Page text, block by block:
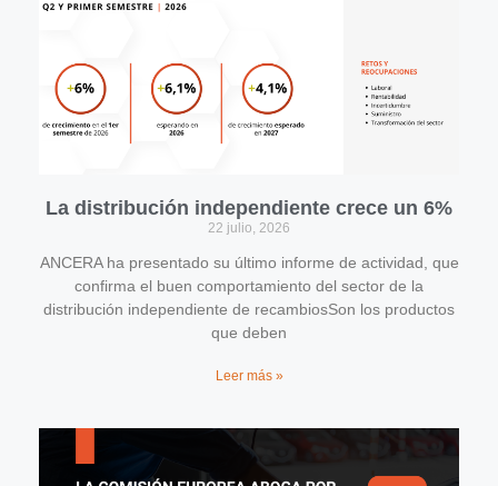
La distribución independiente crece un 6%
22 julio, 2026
ANCERA ha presentado su último informe de actividad, que
confirma el buen comportamiento del sector de la
distribución independiente de recambiosSon los productos
que deben
Leer más »